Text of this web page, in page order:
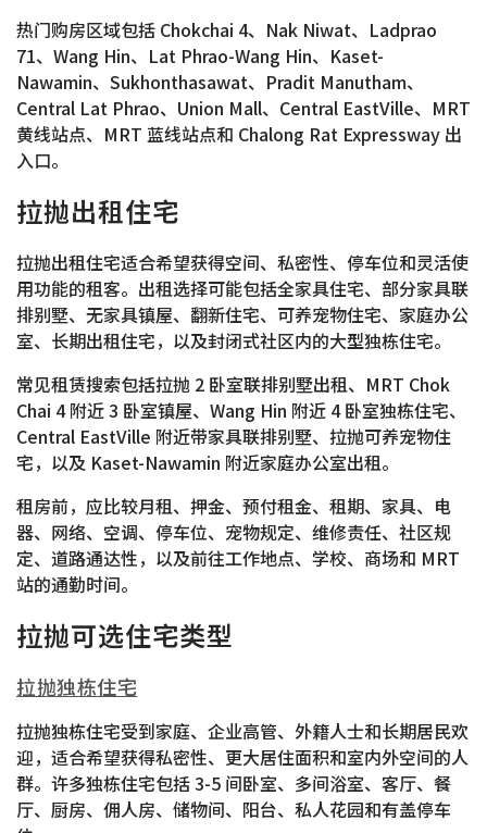
热门购房区域包括 Chokchai 4、Nak Niwat、Ladprao
71、Wang Hin、Lat Phrao-Wang Hin、Kaset-
Nawamin、Sukhonthasawat、Pradit Manutham、
Central Lat Phrao、Union Mall、Central EastVille、MRT
黄线站点、MRT 蓝线站点和 Chalong Rat Expressway 出
入口。
拉抛出租住宅
拉抛出租住宅适合希望获得空间、私密性、停车位和灵活使
用功能的租客。出租选择可能包括全家具住宅、部分家具联
排别墅、无家具镇屋、翻新住宅、可养宠物住宅、家庭办公
室、长期出租住宅，以及封闭式社区内的大型独栋住宅。
常见租赁搜索包括拉抛 2 卧室联排别墅出租、MRT Chok
Chai 4 附近 3 卧室镇屋、Wang Hin 附近 4 卧室独栋住宅、
Central EastVille 附近带家具联排别墅、拉抛可养宠物住
宅，以及 Kaset-Nawamin 附近家庭办公室出租。
租房前，应比较月租、押金、预付租金、租期、家具、电
器、网络、空调、停车位、宠物规定、维修责任、社区规
定、道路通达性，以及前往工作地点、学校、商场和 MRT
站的通勤时间。
拉抛可选住宅类型
拉抛独栋住宅
拉抛独栋住宅受到家庭、企业高管、外籍人士和长期居民欢
迎，适合希望获得私密性、更大居住面积和室内外空间的人
群。许多独栋住宅包括 3-5 间卧室、多间浴室、客厅、餐
厅、厨房、佣人房、储物间、阳台、私人花园和有盖停车